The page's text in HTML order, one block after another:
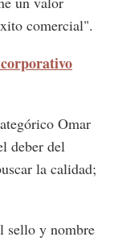
comercial".
Omar
deber del
la calidad;
sello y nombre